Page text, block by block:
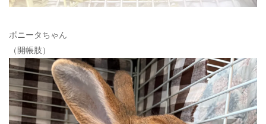
ボニータちゃん
（開帳肢）